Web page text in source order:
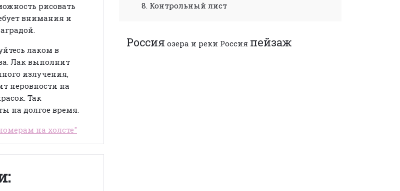
рисовать
внимания и
лаком в
Лак выполнит
излучения,
неровности на
Так
на долгое время.
на холсте"
8. Контрольный лист
Россия озера и реки Россия пейзаж